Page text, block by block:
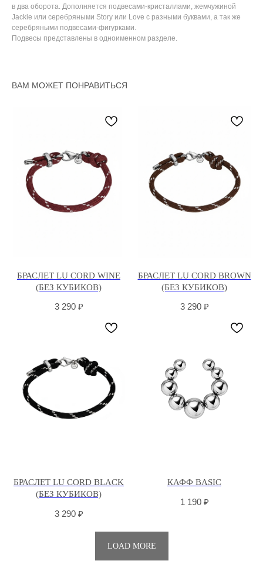
в два оборота. Дополняется подвесами-кристаллами, жемчужиной
Jackie или серебряными Story или Love с разными буквами, а так же
серебряными подвесами-фигурками.
Подвесы представлены в одноименном разделе.
ВАМ МОЖЕТ ПОНРАВИТЬСЯ
БРАСЛЕТ LU CORD WINE
(БЕЗ КУБИКОВ)
3 290 ₽
БРАСЛЕТ LU CORD BROWN
(БЕЗ КУБИКОВ)
3 290 ₽
БРАСЛЕТ LU CORD BLACK
(БЕЗ КУБИКОВ)
3 290 ₽
КАФФ BASIC
1 190 ₽
LOAD MORE